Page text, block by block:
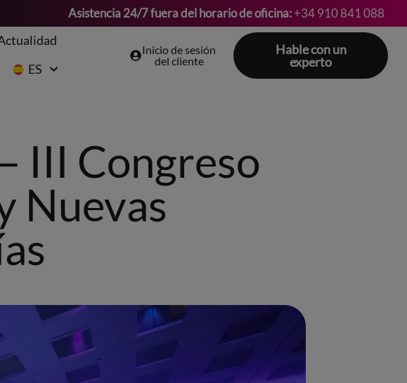
Asistencia 24/7 fuera del horario de oficina:+34 910 841 088
ES
Inicio de sesión
del cliente
Hable con un
experto
III Congreso
Nuevas